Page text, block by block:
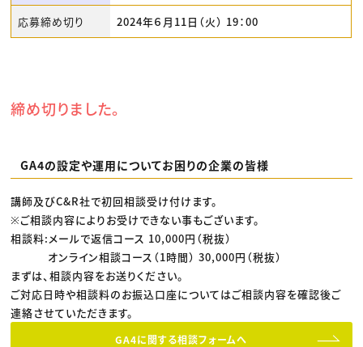
応募締め切り 2024年６月11日（火） 19：00
締め切りました。
GA4の設定や運用についてお困りの企業の皆様
講師及びC&R社で初回相談受け付けます。
※ご相談内容によりお受けできない事もございます。
相談料:メールで返信コース 10,000円（税抜）
オンライン相談コース（1時間） 30,000円（税抜）
まずは、相談内容をお送りください。
ご対応日時や相談料のお振込口座についてはご相談内容を確認後ご
連絡させていただきます。
GA4に関する相談フォームへ